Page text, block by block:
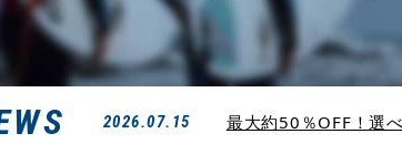
2026.07.15 最大約50％OFF！選